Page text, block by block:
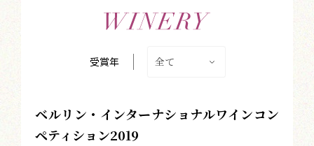
受賞年 全て
ベルリン・インターナショナルワインコン
ペティション2019